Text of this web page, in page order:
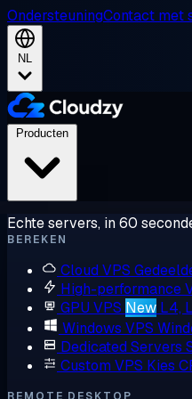
OndersteuningContact met
NL
Echte servers, in 60
BEREKEN
Cloud VPS
High-performance
GPU VPS New L4,
Windows VPS
Dedicated Servers
Custom VPS Kies